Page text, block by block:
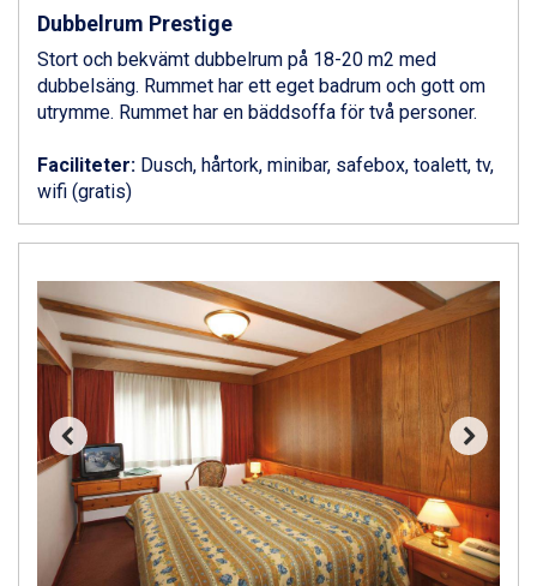
Zell am See från 6.295 kr.
Livigno från 5.595 kr.
Ponte di Legno från 7.395 kr.
Bad Gastein från 6.295 kr.
Sauze dOulx från 6.145 kr.
Alleghe från 8.545 kr.
Arabba från 11.045 kr.
La Thuile från 7.045 kr.
Bad Hofgastein från 8.595 kr.
Passo Tonale från 5.895 kr.
Saalbach från 9.445 kr.
Sölden från 12.995 kr.
Champoluc från 5.945 kr.
Sestriere från 6.945 kr.
Wagrain från 7.095 kr.
Fieberbrunn från 9.645 kr.
Ischgl från 11.295 kr.
Val Thorens från 8.395 kr.
St. Anton från 11.245 kr.
Zell am See från 6.295 kr.
Dubbelrum Prestige
Stort och bekvämt dubbelrum på 18-20 m2 med
dubbelsäng. Rummet har ett eget badrum och gott om
utrymme. Rummet har en bäddsoffa för två personer.
Faciliteter: Dusch, hårtork, minibar, safebox, toalett, tv,
wifi (gratis)